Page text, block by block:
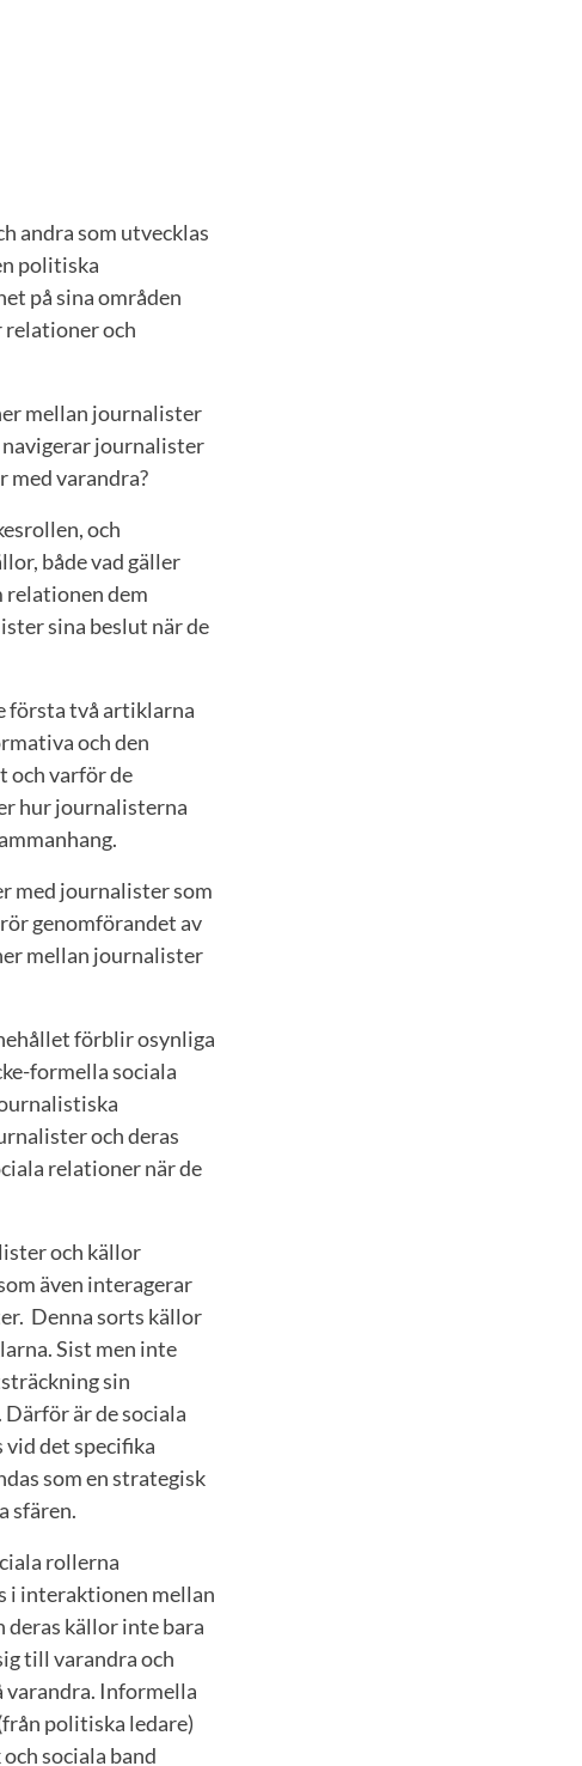
andra som utvecklas
politiska
på sina områden
relationer och
mellan journalister
navigerar journalister
med varandra?
och
både vad gäller
dem
sina beslut när de
första två artiklarna
och den
och varför de
hur journalisterna
med journalister som
genomförandet av
mellan journalister
förblir osynliga
formella sociala
och deras
relationer när de
och källor
även interagerar
Denna sorts källor
Sist men inte
sin
är de sociala
vid det specifika
som en strategisk
sfären.
rollerna
i interaktionen mellan
källor inte bara
till varandra och
Informella
politiska ledare)
sociala band